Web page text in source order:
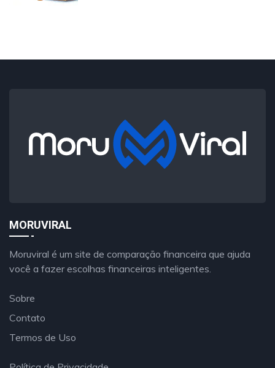
MORUVIRAL
Moruviral é um site de comparação financeira que ajuda
você a fazer escolhas financeiras inteligentes.
Sobre
Contato
Termos de Uso